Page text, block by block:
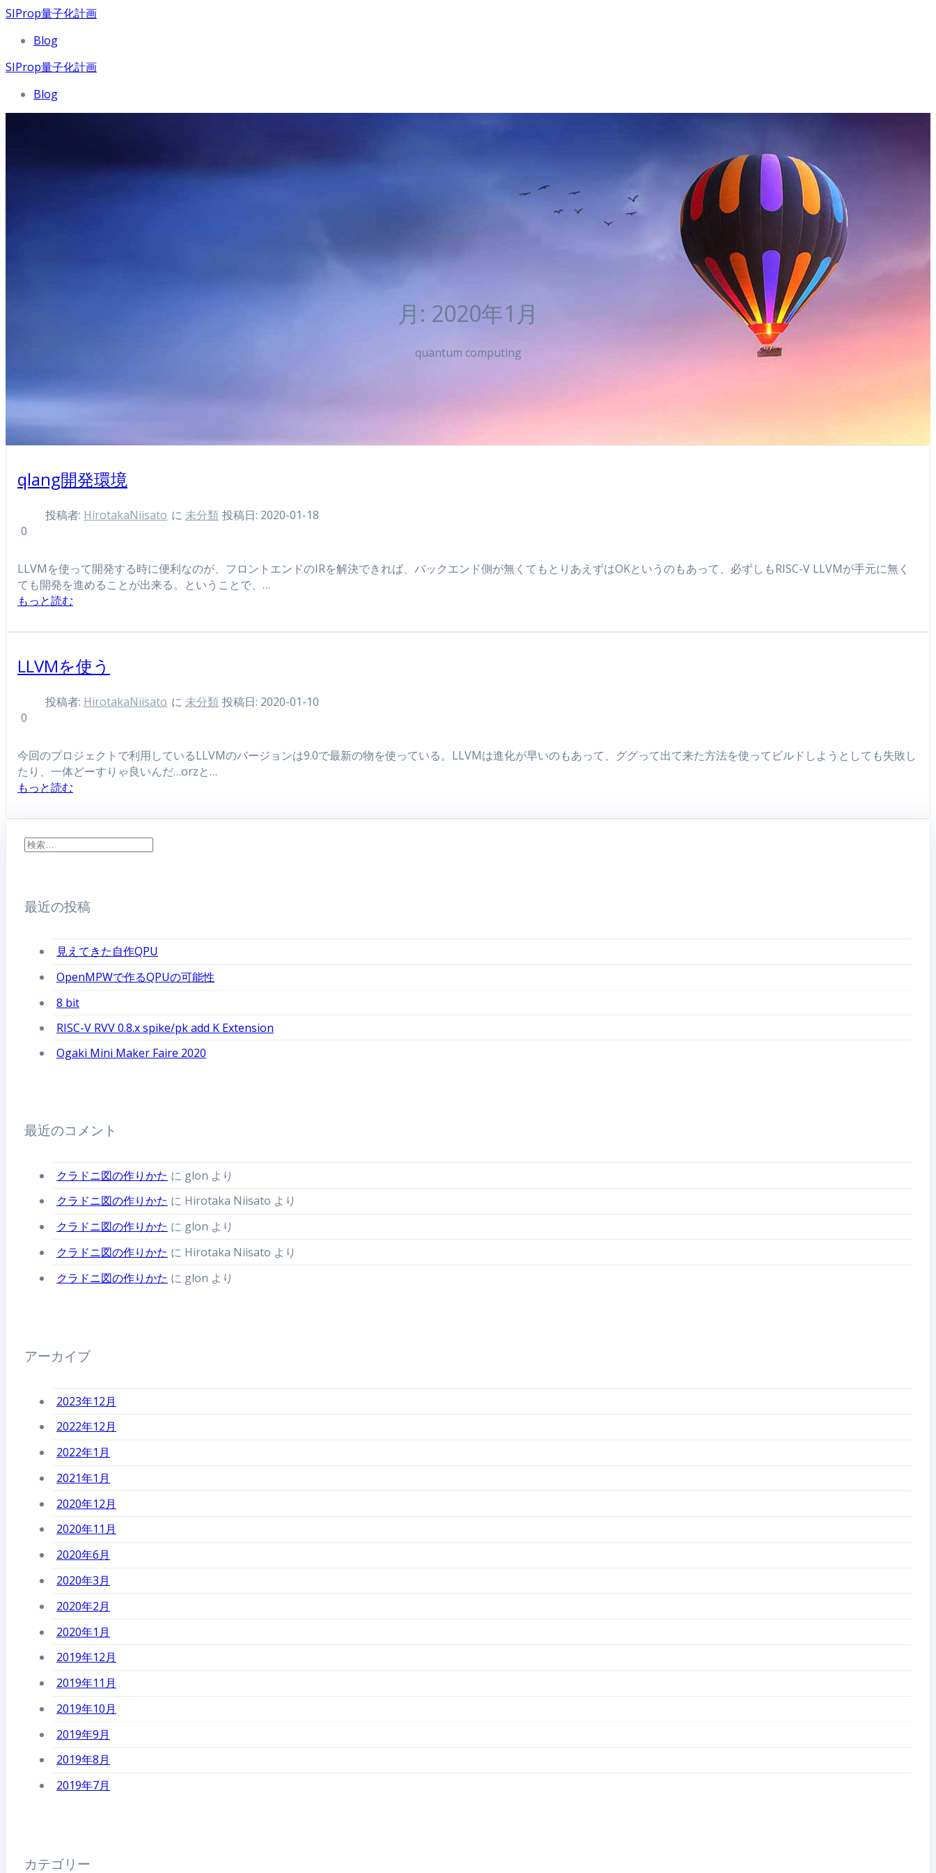
SIProp量子化計画
Blog
SIProp量子化計画
Blog
月: 2020年1月
quantum computing
qlang開発環境
投稿者: HirotakaNiisato に 未分類 投稿日: 2020-01-18
0
LLVMを使って開発する時に便利なのが、フロントエンドのIRを解決できれば、バックエンド側が無くてもとりあえずはOKというのもあって、必ずしもRISC-V LLVMが手元に無く
ても開発を進めることが出来る。ということで、…
もっと読む
LLVMを使う
投稿者: HirotakaNiisato に 未分類 投稿日: 2020-01-10
0
今回のプロジェクトで利用しているLLVMのバージョンは9.0で最新の物を使っている。LLVMは進化が早いのもあって、ググって出て来た方法を使ってビルドしようとしても失敗し
たり、一体どーすりゃ良いんだ…orzと…
もっと読む
検
最近の投稿
見えてきた自作QPU
OpenMPWで作るQPUの可能性
8 bit
RISC-V RVV 0.8.x spike/pk add K Extension
Ogaki Mini Maker Faire 2020
最近のコメント
クラドニ図の作りかた に glon より
クラドニ図の作りかた に Hirotaka Niisato より
クラドニ図の作りかた に glon より
クラドニ図の作りかた に Hirotaka Niisato より
クラドニ図の作りかた に glon より
アーカイブ
2023年12月
2022年12月
2022年1月
2021年1月
2020年12月
2020年11月
2020年6月
2020年3月
2020年2月
2020年1月
2019年12月
2019年11月
2019年10月
2019年9月
2019年8月
2019年7月
カテゴリー